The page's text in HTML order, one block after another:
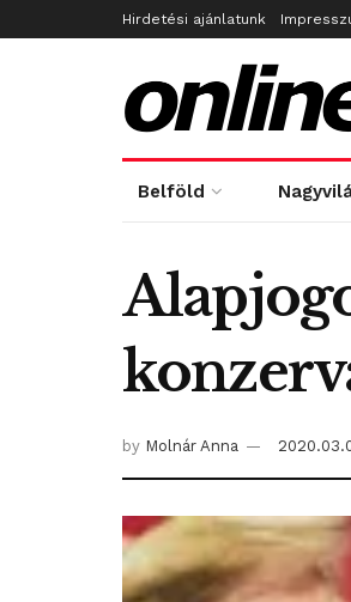
Hirdetési ajánlatunk
Belföld
by Molnár Anna